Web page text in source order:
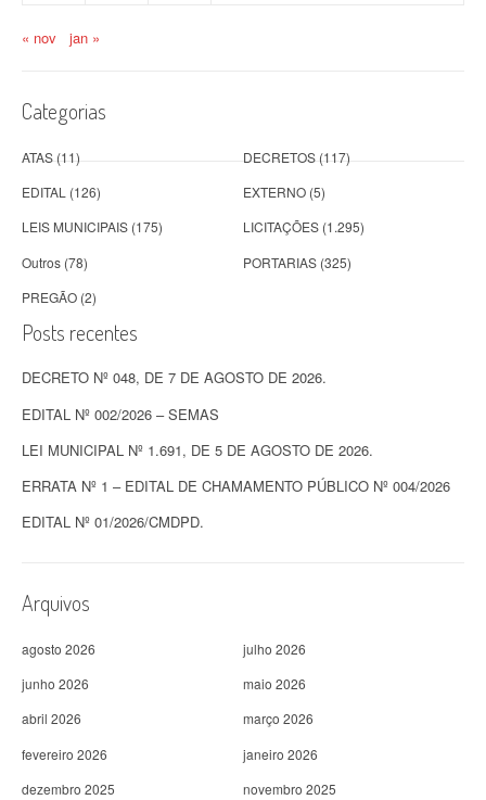
« nov jan »
Categorias
ATAS (11) DECRETOS (117)
EDITAL (126) EXTERNO (5)
LEIS MUNICIPAIS (175) LICITAÇÕES (1.295)
Outros (78) PORTARIAS (325)
PREGÃO (2)
Posts recentes
DECRETO Nº 048, DE 7 DE AGOSTO DE 2026.
EDITAL Nº 002/2026 – SEMAS
LEI MUNICIPAL Nº 1.691, DE 5 DE AGOSTO DE 2026.
ERRATA Nº 1 – EDITAL DE CHAMAMENTO PÚBLICO Nº 004/2026
EDITAL Nº 01/2026/CMDPD.
Arquivos
agosto 2026
julho 2026
junho 2026
maio 2026
abril 2026
março 2026
fevereiro 2026
janeiro 2026
dezembro 2025
novembro 2025